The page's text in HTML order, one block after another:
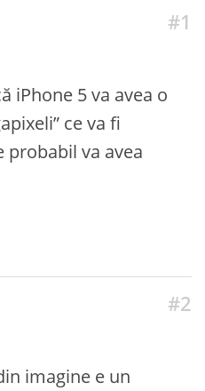
#1
iPhone 5 va avea o
ce va fi
probabil va avea
#2
imagine e un